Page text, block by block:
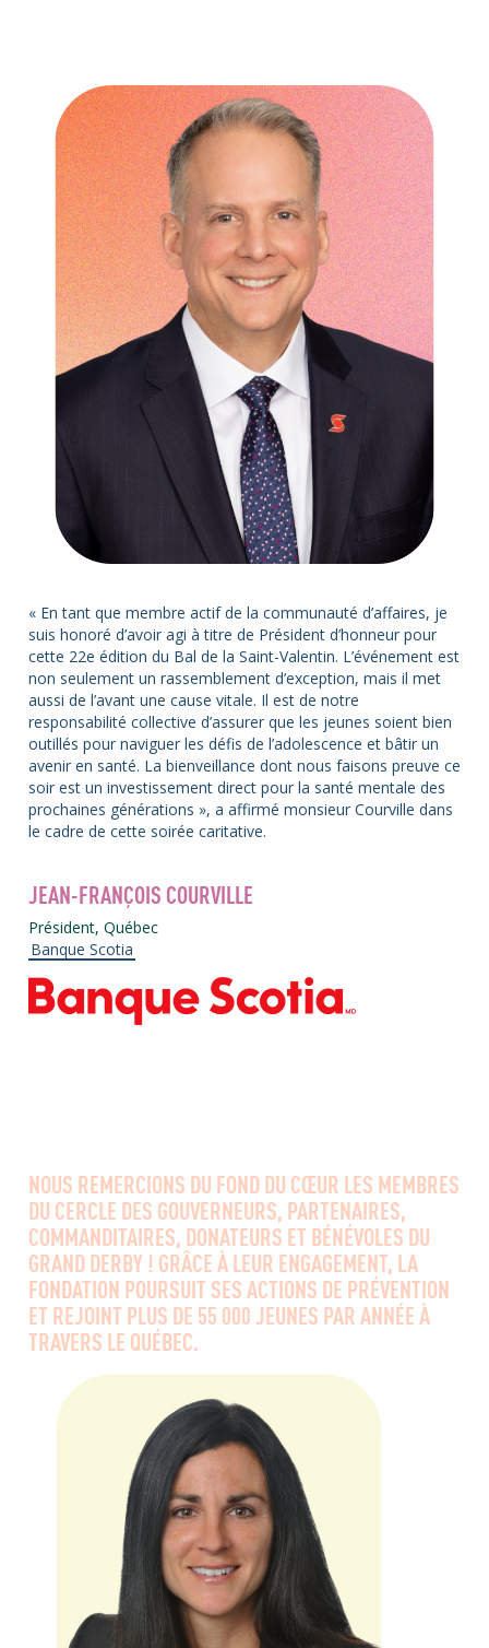
« En tant que membre actif de la communauté d’affaires, je
suis honoré d’avoir agi à titre de Président d’honneur pour
cette 22e édition du Bal de la Saint-Valentin. L’événement est
non seulement un rassemblement d’exception, mais il met
aussi de l’avant une cause vitale. Il est de notre
responsabilité collective d’assurer que les jeunes soient bien
outillés pour naviguer les défis de l’adolescence et bâtir un
avenir en santé. La bienveillance dont nous faisons preuve ce
soir est un investissement direct pour la santé mentale des
prochaines générations », a affirmé monsieur Courville dans
le cadre de cette soirée caritative.
JEAN-FRANÇOIS COURVILLE
Président, Québec
Banque Scotia
NOUS REMERCIONS DU FOND DU CŒUR LES MEMBRES
DU CERCLE DES GOUVERNEURS, PARTENAIRES,
COMMANDITAIRES, DONATEURS ET BÉNÉVOLES DU
GRAND DERBY ! GRÂCE À LEUR ENGAGEMENT, LA
FONDATION POURSUIT SES ACTIONS DE PRÉVENTION
ET REJOINT PLUS DE 55 000 JEUNES PAR ANNÉE À
TRAVERS LE QUÉBEC.